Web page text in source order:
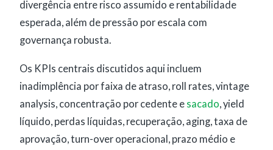
divergência entre risco assumido e rentabilidade
esperada, além de pressão por escala com
governança robusta.
Os KPIs centrais discutidos aqui incluem
inadimplência por faixa de atraso, roll rates, vintage
analysis, concentração por cedente e sacado, yield
líquido, perdas líquidas, recuperação, aging, taxa de
aprovação, turn-over operacional, prazo médio e